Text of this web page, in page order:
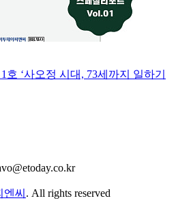
호 ‘사오정 시대, 73세까지 일하기
씨 . All rights reserved